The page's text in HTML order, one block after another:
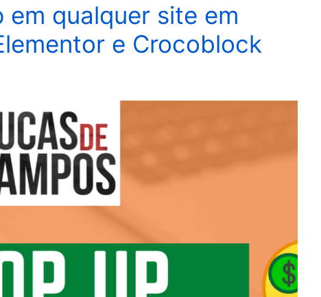
em qualquer site em
e Crocoblock